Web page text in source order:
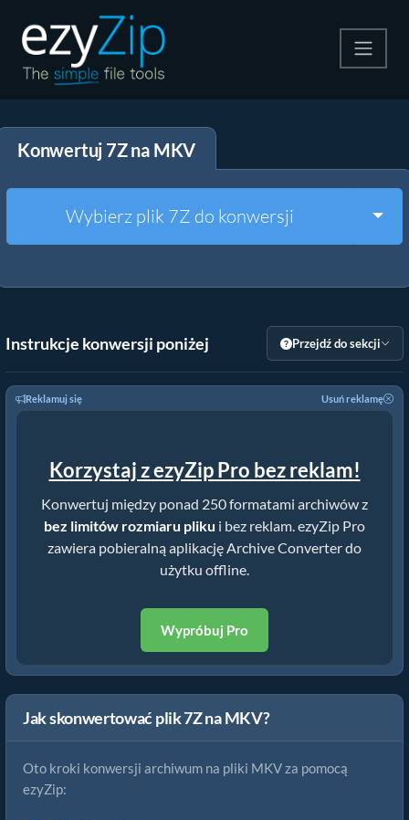
Rozpakuj
Inne narzędzia
Konwertuj 7Z na MKV
Wybierz plik 7Z do konwersji
Instrukcje konwersji poniżej Przejdź do sekcji
Reklamuj się Usuń reklamę
Korzystaj z ezyZip Pro bez reklam!
Konwertuj między ponad 250 formatami archiwów z
bez limitów rozmiaru pliku i bez reklam. ezyZip Pro
zawiera pobieralną aplikację Archive Converter do
użytku offline.
Wypróbuj Pro
Jak skonwertować plik 7Z na MKV?
Oto kroki konwersji archiwum na pliki MKV za pomocą
ezyZip: